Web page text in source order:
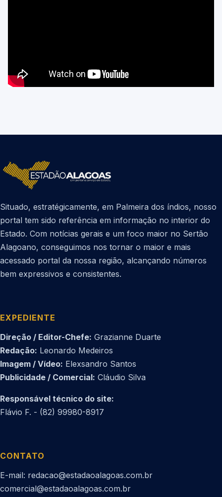
Situado, estratégicamente, em Palmeira dos índios, nosso
portal tem sido referência em informação no interior do
Estado. Com notícias gerais e um foco maior no Sertão
Alagoano, conseguimos nos tornar o maior e mais
acessado portal da nossa região, alcançando números
bem expressivos e consistentes.
EXPEDIENTE
Direção / Editor-Chefe: Grazianne Duarte
Redação: Leonardo Medeiros
Imagem / Vídeo: Elexsandro Santos
Publicidade / Comercial: Cláudio Silva
Responsável técnico do site:
Flávio F. - (82) 99980-8917
CONTATO
E-mail: redacao@estadaoalagoas.com.br
comercial@estadaoalagoas.com.br